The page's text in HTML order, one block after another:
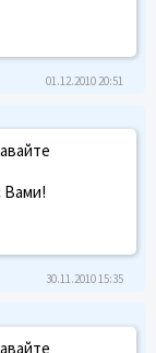
01.12.2010 20:51
Вами!
30.11.2010 15:35